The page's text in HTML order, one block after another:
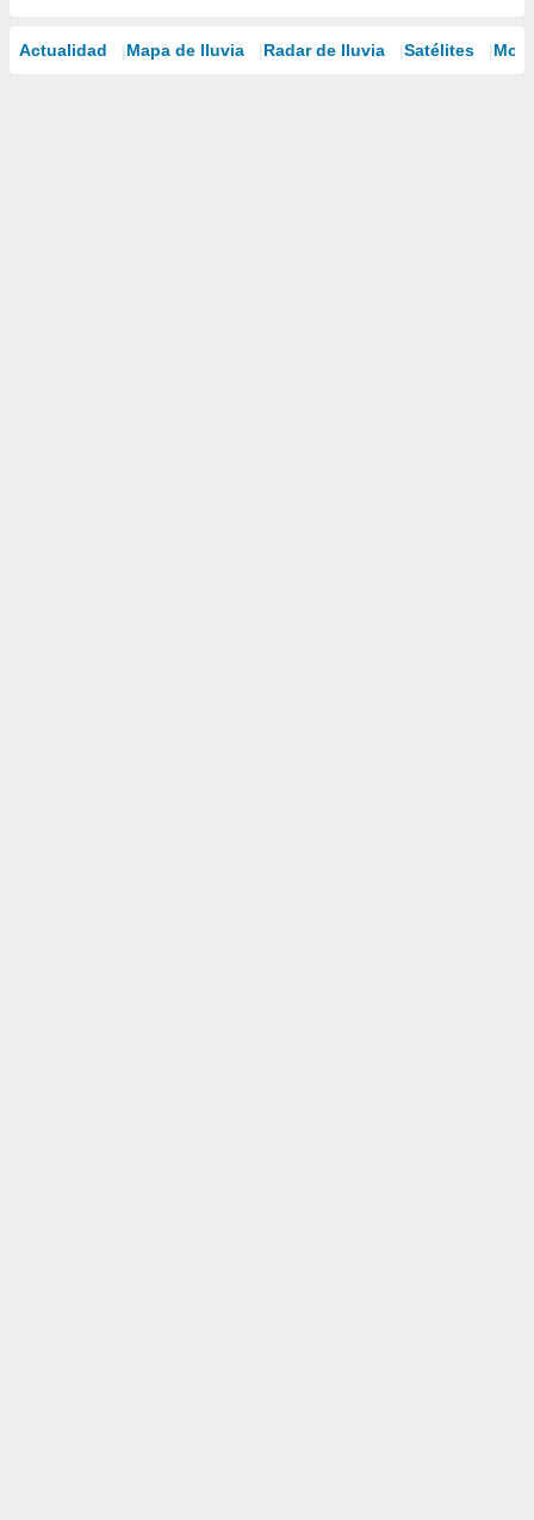
Actualidad Mapa de lluvia Radar de lluvia Satélites